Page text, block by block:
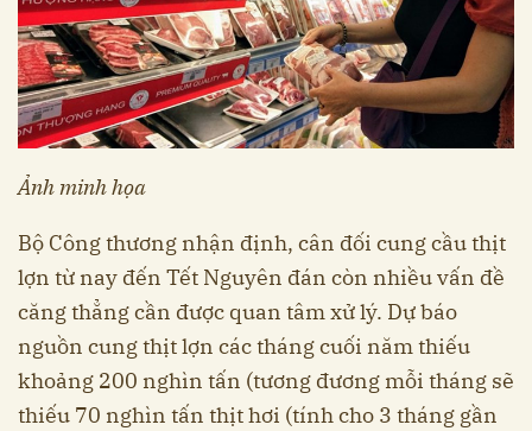
Ảnh minh họa
Bộ Công thương nhận định, cân đối cung cầu thịt
lợn từ nay đến Tết Nguyên đán còn nhiều vấn đề
căng thẳng cần được quan tâm xử lý. Dự báo
nguồn cung thịt lợn các tháng cuối năm thiếu
khoảng 200 nghìn tấn (tương đương mỗi tháng sẽ
thiếu 70 nghìn tấn thịt hơi (tính cho 3 tháng gần